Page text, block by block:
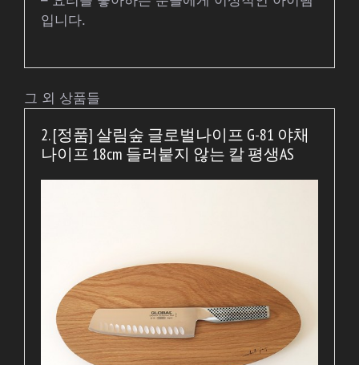
입니다.
그 외 상품들
2. [정품] 살림숲 글로벌나이프 G-81 야채
나이프 18cm 들러붙지 않는 칼 평생AS